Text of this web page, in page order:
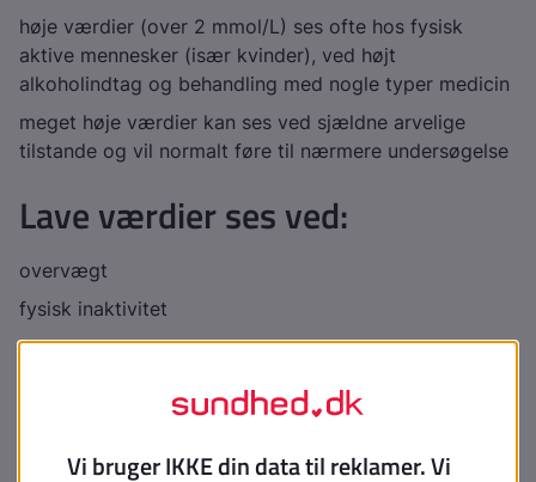
høje værdier (over 2 mmol/L) ses ofte hos fysisk
aktive mennesker (især kvinder), ved højt
alkoholindtag og behandling med nogle typer medicin
meget høje værdier kan ses ved sjældne arvelige
tilstande og vil normalt føre til nærmere undersøgelse
Lave værdier ses ved:
overvægt
fysisk inaktivitet
rygning
nedsat lever- og nyrefunktion
sygdomme i skjoldbruskkirtlen